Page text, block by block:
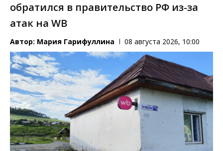
обратился в правительство РФ из-за
атак на WB
Автор: Мария Гарифуллина 08 августа 2026, 10:00